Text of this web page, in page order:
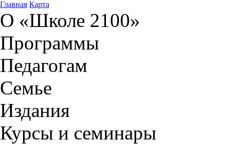
Главная Карта
О «Школе 2100»
Программы
Педагогам
Семье
Издания
Курсы и семинары